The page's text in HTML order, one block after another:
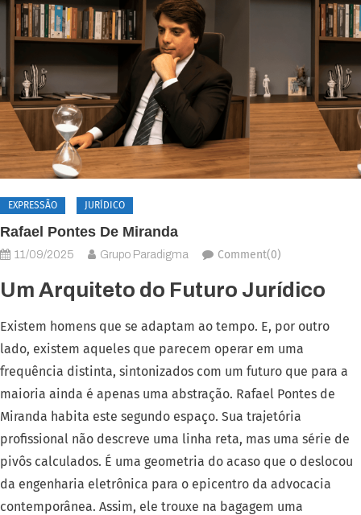
EXPRESSÃO JURÍDICO
Rafael Pontes De Miranda
11/09/2025 Grupo Paradigma Comment(0)
Um Arquiteto do Futuro Jurídico
Existem homens que se adaptam ao tempo. E, por outro
lado, existem aqueles que parecem operar em uma
frequência distinta, sintonizados com um futuro que para a
maioria ainda é apenas uma abstração. Rafael Pontes de
Miranda habita este segundo espaço. Sua trajetória
profissional não descreve uma linha reta, mas uma série de
pivôs calculados. É uma geometria do acaso que o deslocou
da engenharia eletrônica para o epicentro da advocacia
contemporânea. Assim, ele trouxe na bagagem uma